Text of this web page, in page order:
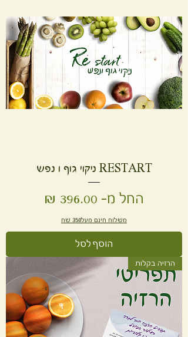
RESTART ניקוי גוף ו נפש
החל מ-
מחיר מבצע
משלוח חינם מעל350 שח
הוסף לסל
הרזיה בקלות